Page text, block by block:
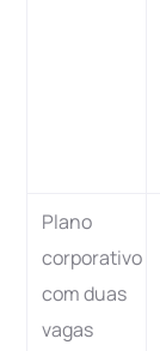
Plano
corporativo
com duas
vagas